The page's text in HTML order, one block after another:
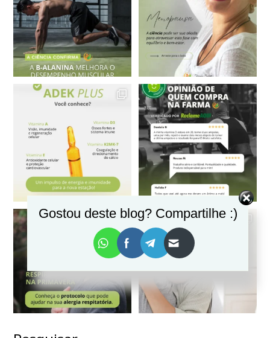
Gostou deste blog? Compartilhe :)